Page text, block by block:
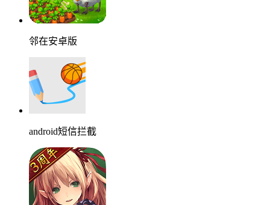
邻在安卓版
android短信拦截